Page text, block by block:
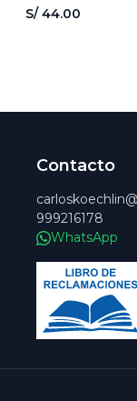
S/ 44.00
Contacto
999216178
WhatsApp